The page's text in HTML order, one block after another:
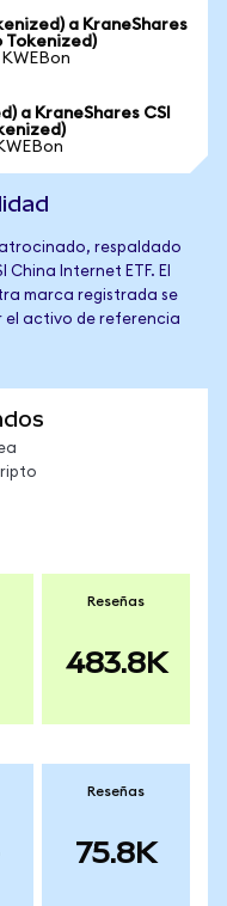
a KraneShares
Tokenized)
a KraneShares CSI
respaldado
Internet ETF. El
marca registrada se
activo de referencia
Reseñas
483.8K
Reseñas
75.8K